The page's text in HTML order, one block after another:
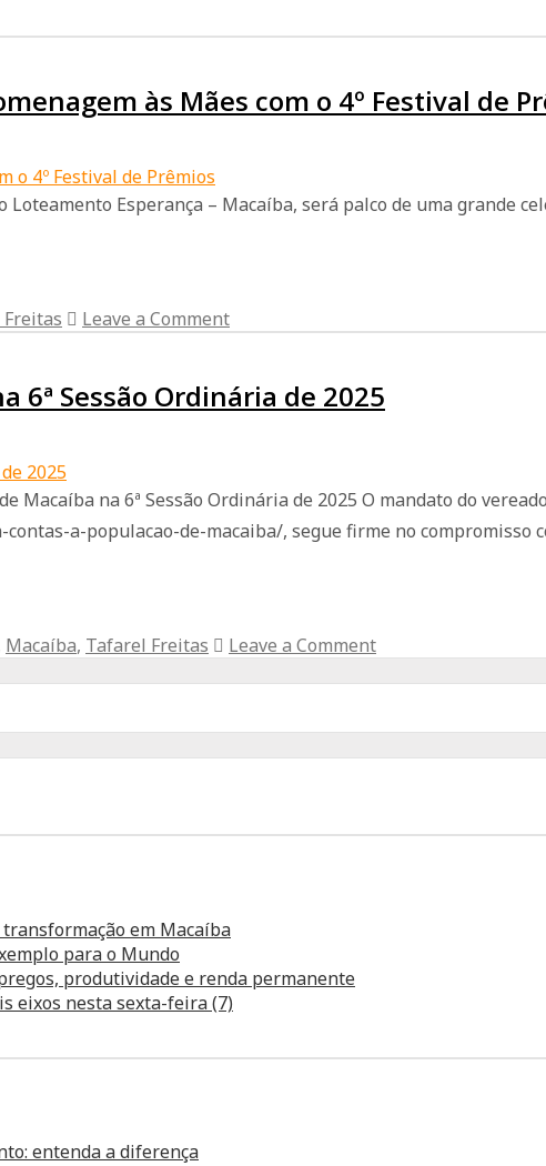
às Mães com o 4º Festival de
Esperança – Macaíba, será palco de uma grande
Leave a Comment
6ª Sessão Ordinária de 2025
Macaíba na 6ª Sessão Ordinária de 2025 O mandato do
a-populacao-de-macaiba/, segue firme no compromisso
Macaíba, Tafarel Freitas
Leave a Comment
em Macaíba
para o Mundo
produtividade e renda permanente
eixos nesta sexta-feira (7)
entenda a diferença